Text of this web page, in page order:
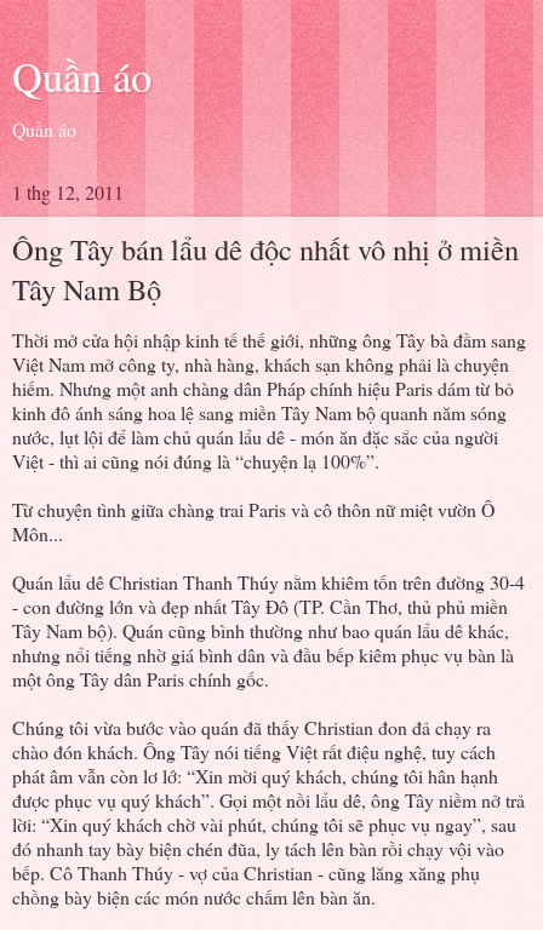
Quần áo
Quần áo
1 thg 12, 2011
Ông Tây bán lẩu dê độc nhất vô nhị ở miền
Tây Nam Bộ
Thời mở cửa hội nhập kinh tế thế giới, những ông Tây bà đầm sang
Việt Nam mở công ty, nhà hàng, khách sạn không phải là chuyện
hiếm. Nhưng một anh chàng dân Pháp chính hiệu Paris dám từ bỏ
kinh đô ánh sáng hoa lệ sang miền Tây Nam bộ quanh năm sóng
nước, lụt lội để làm chủ quán lẩu dê - món ăn đặc sắc của người
Việt - thì ai cũng nói đúng là “chuyện lạ 100%”.
Từ chuyện tình giữa chàng trai Paris và cô thôn nữ miệt vườn Ô
Môn...
Quán lẩu dê Christian Thanh Thúy nằm khiêm tốn trên đường 30-4
- con đường lớn và đẹp nhất Tây Đô (TP. Cần Thơ, thủ phủ miền
Tây Nam bộ). Quán cũng bình thường như bao quán lẩu dê khác,
nhưng nổi tiếng nhờ giá bình dân và đầu bếp kiêm phục vụ bàn là
một ông Tây dân Paris chính gốc.
Chúng tôi vừa bước vào quán đã thấy Christian đon đả chạy ra
chào đón khách. Ông Tây nói tiếng Việt rất điệu nghệ, tuy cách
phát âm vẫn còn lơ lớ: “Xin mời quý khách, chúng tôi hân hạnh
được phục vụ quý khách”. Gọi một nồi lẩu dê, ông Tây niềm nở trả
lời: “Xin quý khách chờ vài phút, chúng tôi sẽ phục vụ ngay”, sau
đó nhanh tay bày biện chén đũa, ly tách lên bàn rồi chạy vội vào
bếp. Cô Thanh Thúy - vợ của Christian - cũng lăng xăng phụ
chồng bày biện các món nước chấm lên bàn ăn.